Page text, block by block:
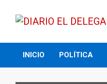
content
DIARIO
INICIO POLÍTICA